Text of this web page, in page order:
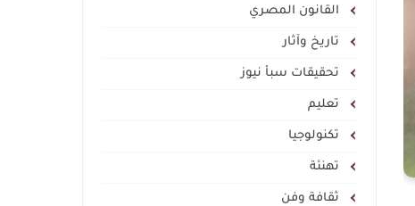
القانون المصري
تاريخ وآثار
تحقيقات سبأ نيوز
تعليم
تكنولوجيا
تهنئة
ثقافة وفن